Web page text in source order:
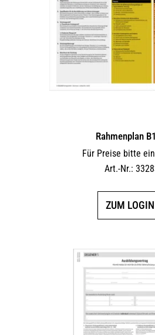
Rahmenplan
Für Preise bitte
Art.-Nr.:
ZUM